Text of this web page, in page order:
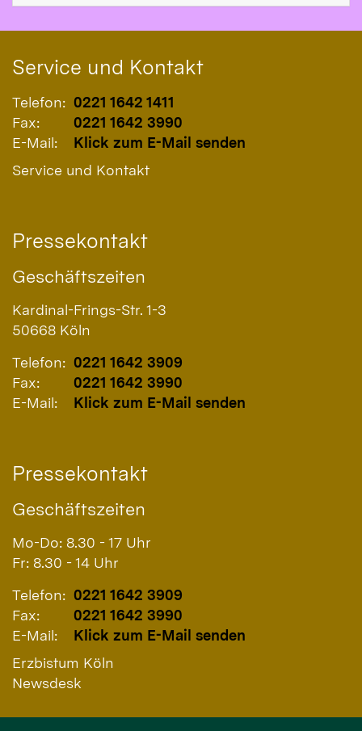
Service und Kontakt
Telefon: 0221 1642 1411
Fax:
0221 1642 3990
E-Mail:
Klick zum E-Mail senden
Service und Kontakt
Pressekontakt
Geschäftszeiten
Kardinal-Frings-Str. 1-3
50668 Köln
Telefon: 0221 1642 3909
Fax:
0221 1642 3990
E-Mail:
Klick zum E-Mail senden
Pressekontakt
Geschäftszeiten
Mo-Do: 8.30 - 17 Uhr
Fr: 8.30 - 14 Uhr
Telefon: 0221 1642 3909
Fax:
0221 1642 3990
E-Mail:
Klick zum E-Mail senden
Erzbistum Köln
Newsdesk